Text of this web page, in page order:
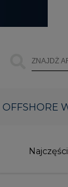
OFFSHORE